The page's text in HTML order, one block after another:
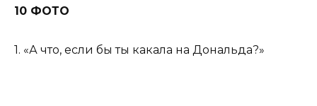
10 ФОТО
1. «А что, если бы ты какала на Дональда?»